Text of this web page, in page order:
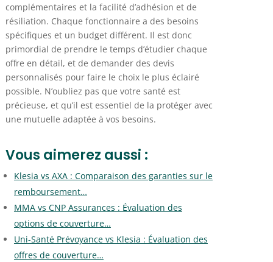
complémentaires et la facilité d’adhésion et de
résiliation. Chaque fonctionnaire a des besoins
spécifiques et un budget différent. Il est donc
primordial de prendre le temps d’étudier chaque
offre en détail, et de demander des devis
personnalisés pour faire le choix le plus éclairé
possible. N’oubliez pas que votre santé est
précieuse, et qu’il est essentiel de la protéger avec
une mutuelle adaptée à vos besoins.
Vous aimerez aussi :
Klesia vs AXA : Comparaison des garanties sur le
remboursement…
MMA vs CNP Assurances : Évaluation des
options de couverture…
Uni-Santé Prévoyance vs Klesia : Évaluation des
offres de couverture…